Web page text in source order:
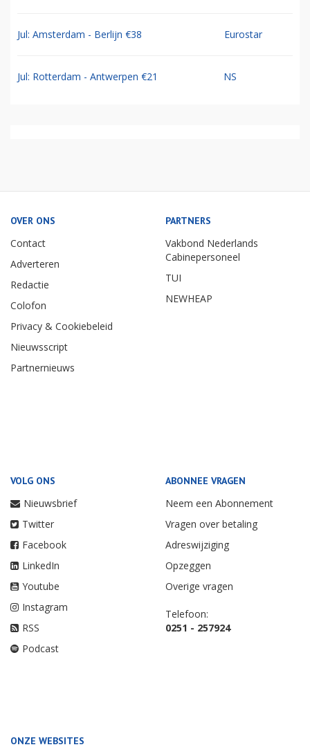
Jul: Amsterdam - Berlijn €38 Eurostar
Jul: Rotterdam - Antwerpen €21 NS
OVER ONS
Contact
Adverteren
Redactie
Colofon
Privacy & Cookiebeleid
Nieuwsscript
Partnernieuws
PARTNERS
Vakbond Nederlands
Cabinepersoneel
TUI
NEWHEAP
VOLG ONS
Nieuwsbrief
Twitter
Facebook
LinkedIn
Youtube
Instagram
RSS
Podcast
ABONNEE VRAGEN
Neem een Abonnement
Vragen over betaling
Adreswijziging
Opzeggen
Overige vragen
Telefoon:
0251 - 257924
ONZE WEBSITES